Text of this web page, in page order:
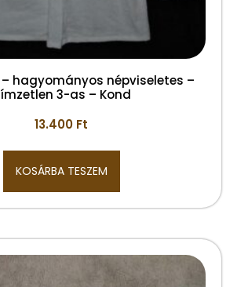
hagyományos népviseletes –
3-as – Kond
13.400 Ft
KOSÁRBA TESZEM